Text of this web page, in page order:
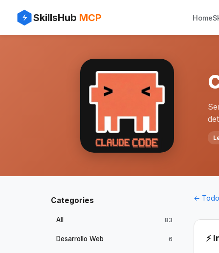
SkillsHub MCP Home
Categories
All 83
Desarrollo Web 6
←
⚡